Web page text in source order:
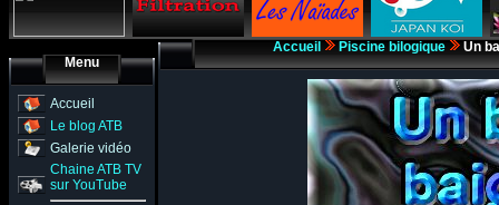
Menu
Accueil
Le blog ATB
Galerie vidéo
Chaine ATB TV
sur YouTube
Accueil Piscine bilogique Un